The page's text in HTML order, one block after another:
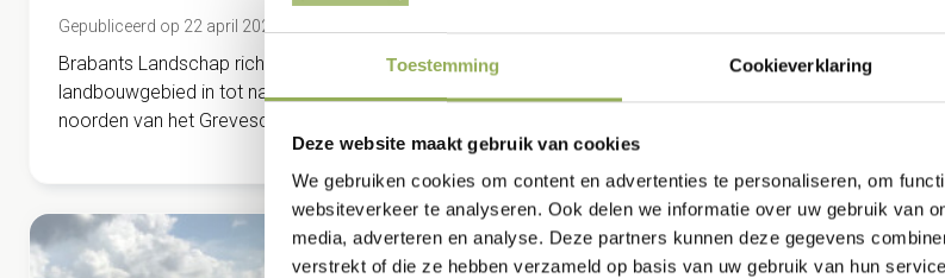
Toestemming Cookieverklaring
Deze website maakt gebruik van cookies
We gebruiken cookies om content en advertenties te personaliseren, om
websiteverkeer te analyseren. Ook delen we informatie over uw gebruik van
media, adverteren en analyse. Deze partners kunnen deze gegevens
verstrekt of die ze hebben verzameld op basis van uw gebruik van hun
Gepubliceerd op 22 april 2021
Brabants Landschap richt een voormalig
landbouwgebied in tot natuur. Het ligt ten
noorden van het Greveschutven.
Vanaf 15 april 2021 trekt Joris Hogenboom
de teugels van Brabants Landschap en